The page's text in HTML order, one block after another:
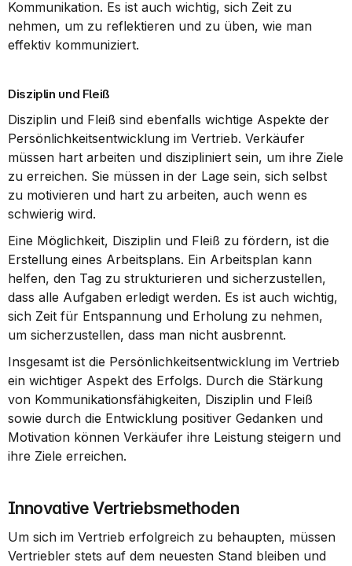
Kommunikation. Es ist auch wichtig, sich Zeit zu
nehmen, um zu reflektieren und zu üben, wie man
effektiv kommuniziert.
Disziplin und Fleiß
Disziplin und Fleiß sind ebenfalls wichtige Aspekte der
Persönlichkeitsentwicklung im Vertrieb. Verkäufer
müssen hart arbeiten und diszipliniert sein, um ihre Ziele
zu erreichen. Sie müssen in der Lage sein, sich selbst
zu motivieren und hart zu arbeiten, auch wenn es
schwierig wird.
Eine Möglichkeit, Disziplin und Fleiß zu fördern, ist die
Erstellung eines Arbeitsplans. Ein Arbeitsplan kann
helfen, den Tag zu strukturieren und sicherzustellen,
dass alle Aufgaben erledigt werden. Es ist auch wichtig,
sich Zeit für Entspannung und Erholung zu nehmen,
um sicherzustellen, dass man nicht ausbrennt.
Insgesamt ist die Persönlichkeitsentwicklung im Vertrieb
ein wichtiger Aspekt des Erfolgs. Durch die Stärkung
von Kommunikationsfähigkeiten, Disziplin und Fleiß
sowie durch die Entwicklung positiver Gedanken und
Motivation können Verkäufer ihre Leistung steigern und
ihre Ziele erreichen.
Innovative Vertriebsmethoden
Um sich im Vertrieb erfolgreich zu behaupten, müssen
Vertriebler stets auf dem neuesten Stand bleiben und